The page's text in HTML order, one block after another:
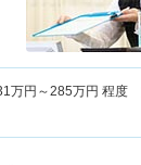
万円～285万円 程度